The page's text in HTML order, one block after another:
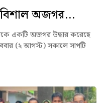
বিশাল অজগর...
একটি অজগর উদ্ধার করেছে
(২ আগস্ট) সকালে সাপটি